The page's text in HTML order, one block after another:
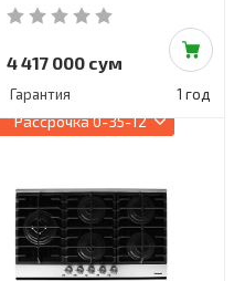
4 417 000 сум
Гарантия 1 год
Рассрочка0-35-12